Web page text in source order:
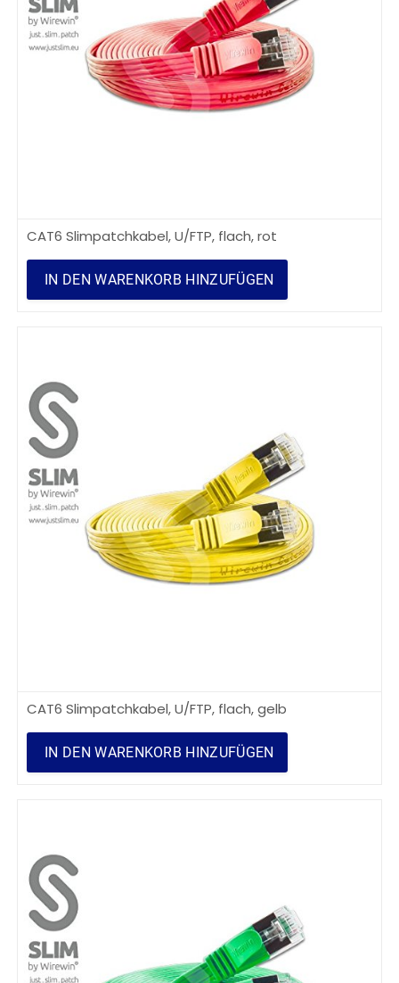
CAT6 Slimpatchkabel, U/FTP, flach, rot
IN DEN WARENKORB HINZUFÜGEN
CAT6 Slimpatchkabel, U/FTP, flach, gelb
IN DEN WARENKORB HINZUFÜGEN